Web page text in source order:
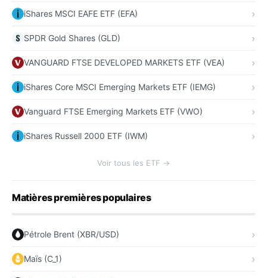
iShares MSCI EAFE ETF (EFA)
SPDR Gold Shares (GLD)
VANGUARD FTSE DEVELOPED MARKETS ETF (VEA)
iShares Core MSCI Emerging Markets ETF (IEMG)
Vanguard FTSE Emerging Markets ETF (VWO)
iShares Russell 2000 ETF (IWM)
Voir tous les ETF →
Matières premières populaires
Pétrole Brent (XBR/USD)
Maïs (C_1)